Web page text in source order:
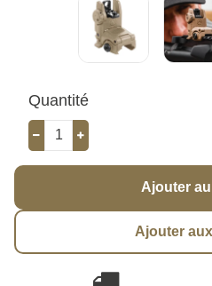
Quantité
Ajouter
Ajouter